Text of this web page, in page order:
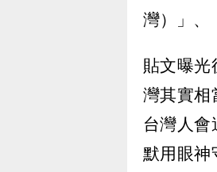
灣）」、
貼文曝
灣其實相
台灣人
默用眼神